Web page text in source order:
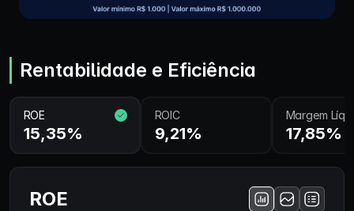
Rentabilidade e Eficiência
ROE
15,35%
ROIC
9,21%
Margem
17,85%
ROE